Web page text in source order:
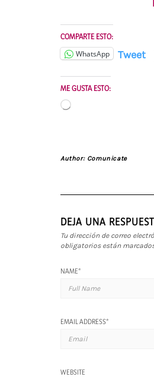
COMPARTE ESTO:
WhatsApp Tweet
ME GUSTA ESTO:
Cargando...
Author: Comunicate
DEJA UNA
Tu dirección de correo
obligatorios están
NAME*
EMAIL ADDRESS*
WEBSITE